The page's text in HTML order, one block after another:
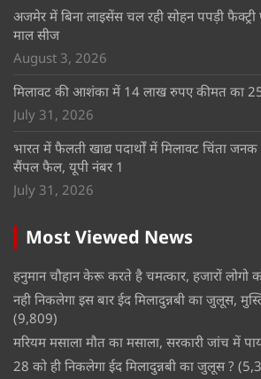
अजमेर में बिना लाइसेंस चल रही सोहन पपड़ी फैक्ट्री
माल सीज
August 3, 2026
मिलावट की आशंका में 14 लाख रुपए कीमत का
July 31, 2026
भारत में फैलती खाद्य पदार्थों में मिलावट चिंता
सैंपल फैल, यूपी नंबर 1
July 31, 2026
Most Viewed News
हनुमान चौहान केरू करते है चमत्कार, हजारों लोगो
नही निकलेगा इस बार ईद मिलादुन्नबी का जुलूस,
(9,809)
मरियम मसाला मौत का मसाला, सरकारी जांच में
28 को ही निकलेगा ईद मिलादुन्नबी का जुलूस ?